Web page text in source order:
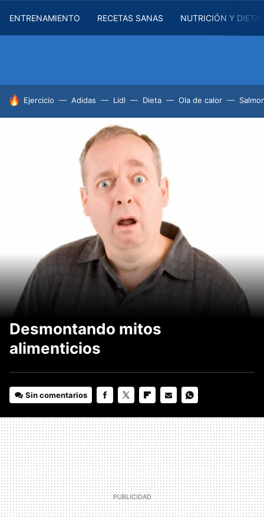
ENTRENAMIENTO RECETAS SANAS NUTRICIÓN Y
HOY SE HABLA DE
Ejercicio Adidas Lidl Dieta Ola de calor
Desmontando mitos
alimenticios
Sin comentarios
MAIL